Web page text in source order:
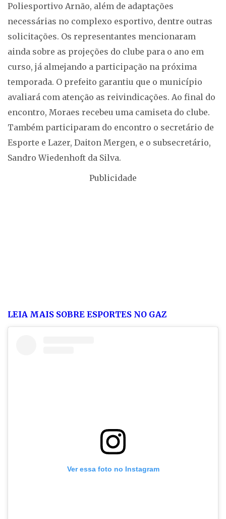
Poliesportivo Arnão, além de adaptações
necessárias no complexo esportivo, dentre outras
solicitações. Os representantes mencionaram
ainda sobre as projeções do clube para o ano em
curso, já almejando a participação na próxima
temporada. O prefeito garantiu que o município
avaliará com atenção as reivindicações. Ao final do
encontro, Moraes recebeu uma camiseta do clube.
Também participaram do encontro o secretário de
Esporte e Lazer, Daiton Mergen, e o subsecretário,
Sandro Wiedenhoft da Silva.
Publicidade
LEIA MAIS SOBRE ESPORTES NO GAZ
Ver essa foto no Instagram